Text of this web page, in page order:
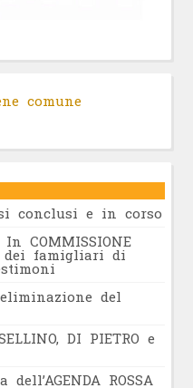
comune
conclusi e in corso
COMMISSIONE
dei famigliari di
del
DI PIETRO e
ROSSA